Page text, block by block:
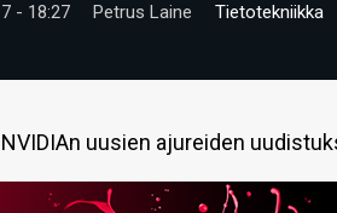
- 18:27 Petrus Laine Tietotekniikka
NVIDIAn uusien ajureiden